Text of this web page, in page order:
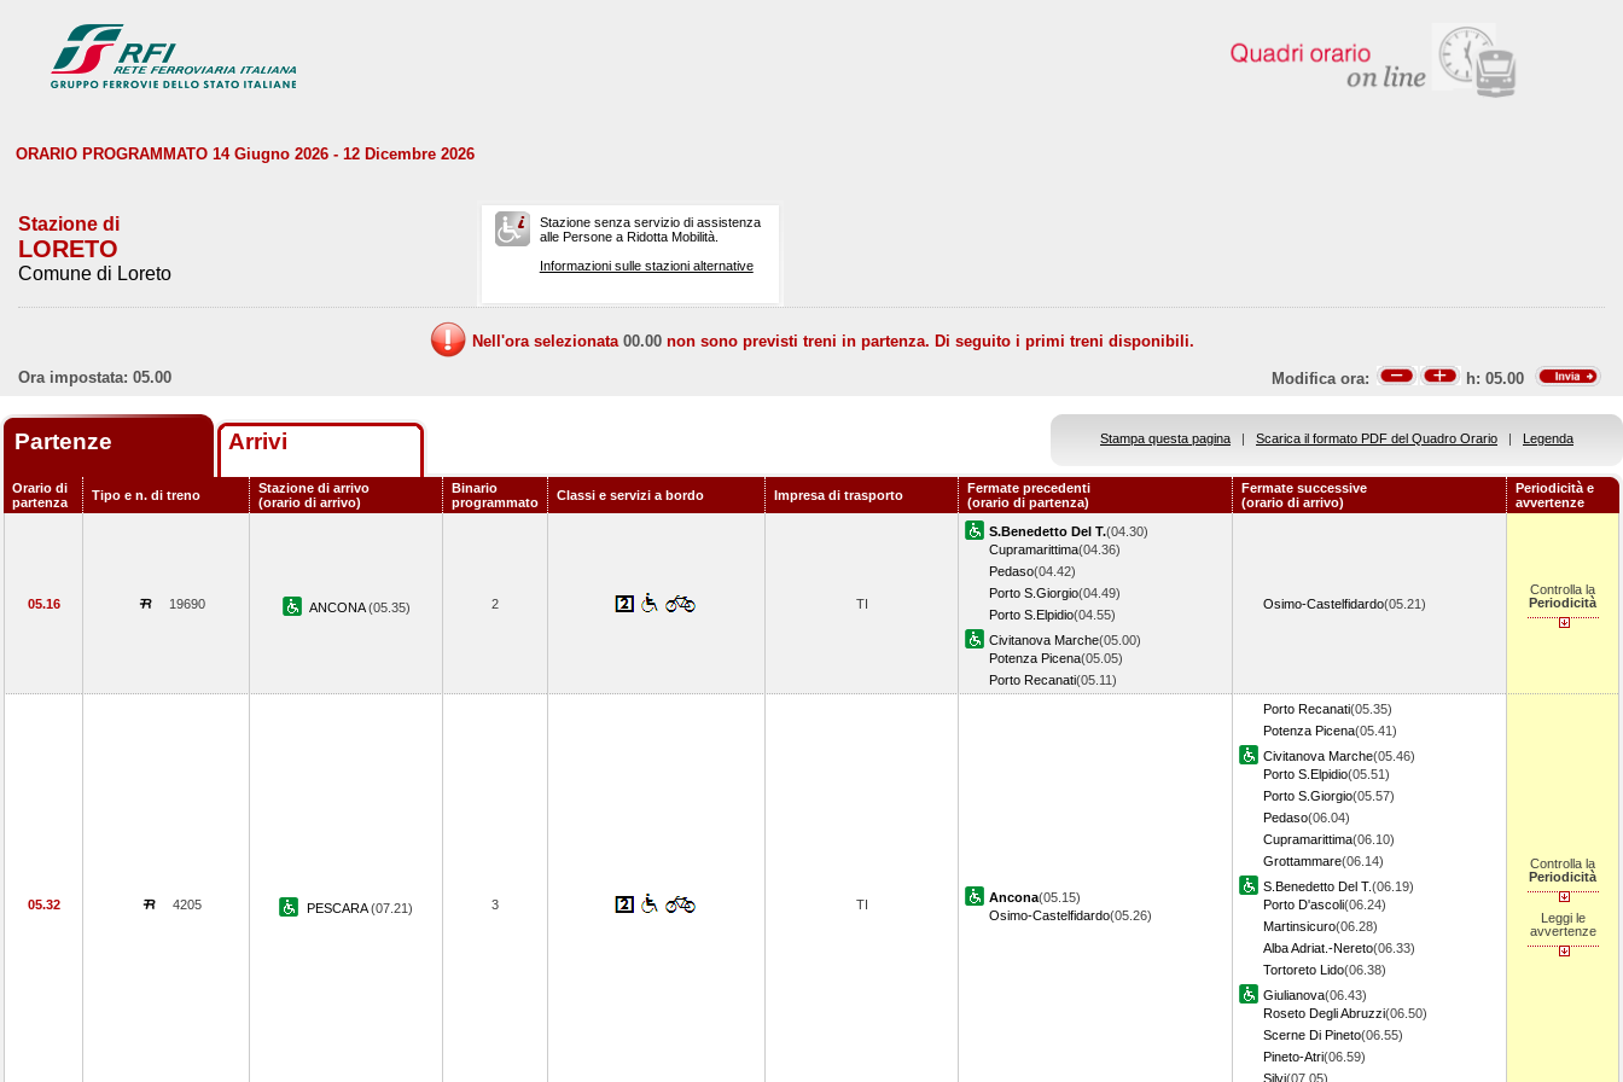
ORARIO PROGRAMMATO 14 Giugno 2026 - 12 Dicembre 2026
Stazione di
LORETO
Comune di Loreto
Stazione senza servizio di assistenza
alle Persone a Ridotta Mobilità.
Informazioni sulle stazioni alternative
Nell'ora selezionata 00.00 non sono previsti treni in partenza. Di seguito i primi treni disponibili.
Ora impostata: 05.00
Modifica ora: h: 05.00
Partenze Arrivi Stampa questa pagina | Scarica il formato PDF del Quadro Orario | Legenda
Orario di
partenza
Tipo e n. di treno
Stazione di arrivo
(orario di arrivo)
Binario
programmato
Classi e servizi a bordo Impresa di trasporto
Fermate precedenti
(orario di partenza)
Fermate successive
(orario di arrivo)
Periodicità e
avvertenze
05.16 19690 ANCONA(05.35) 2 TI
S.Benedetto Del T.(04.30)
Cupramarittima(04.36)
Pedaso(04.42)
Porto S.Giorgio(04.49)
Porto S.Elpidio(04.55)
Civitanova Marche(05.00)
Potenza Picena(05.05)
Porto Recanati(05.11)
Osimo-Castelfidardo(05.21)
Controlla la
Periodicità
05.32 4205 PESCARA(07.21) 3 TI Ancona(05.15)
Osimo-Castelfidardo(05.26)
Porto Recanati(05.35)
Potenza Picena(05.41)
Civitanova Marche(05.46)
Porto S.Elpidio(05.51)
Porto S.Giorgio(05.57)
Pedaso(06.04)
Cupramarittima(06.10)
Grottammare(06.14)
S.Benedetto Del T.(06.19)
Porto D'ascoli(06.24)
Martinsicuro(06.28)
Alba Adriat.-Nereto(06.33)
Tortoreto Lido(06.38)
Giulianova(06.43)
Roseto Degli Abruzzi(06.50)
Scerne Di Pineto(06.55)
Pineto-Atri(06.59)
Silvi(07.05)
Controlla la
Periodicità
Leggi le
avvertenze